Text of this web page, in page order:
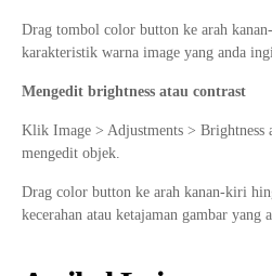
Drag tombol color button ke arah
karakteristik warna image yang anda
Mengedit brightness atau contrast
Klik Image > Adjustments > Brightness
mengedit objek.
Drag color button ke arah kanan-kiri
kecerahan atau ketajaman gambar yang